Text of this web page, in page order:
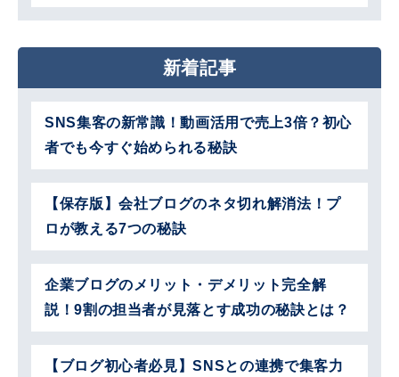
新着記事
SNS集客の新常識！動画活用で売上3倍？初心
者でも今すぐ始められる秘訣
【保存版】会社ブログのネタ切れ解消法！プ
ロが教える7つの秘訣
企業ブログのメリット・デメリット完全解
説！9割の担当者が見落とす成功の秘訣とは？
【ブログ初心者必見】SNSとの連携で集客力